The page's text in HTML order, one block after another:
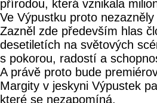
přírodou, která vznikala
Ve Výpustku proto
Zazněl zde především hlas
desetiletích na světových
s pokorou, radostí a
A právě proto bude
Margity v jeskyni Výpustek
které se nezapomíná.